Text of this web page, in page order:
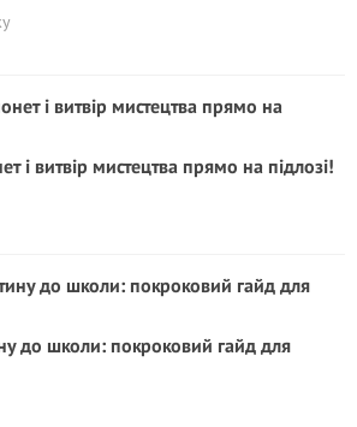
і витвір мистецтва прямо на підлозі!
до школи: покроковий гайд для